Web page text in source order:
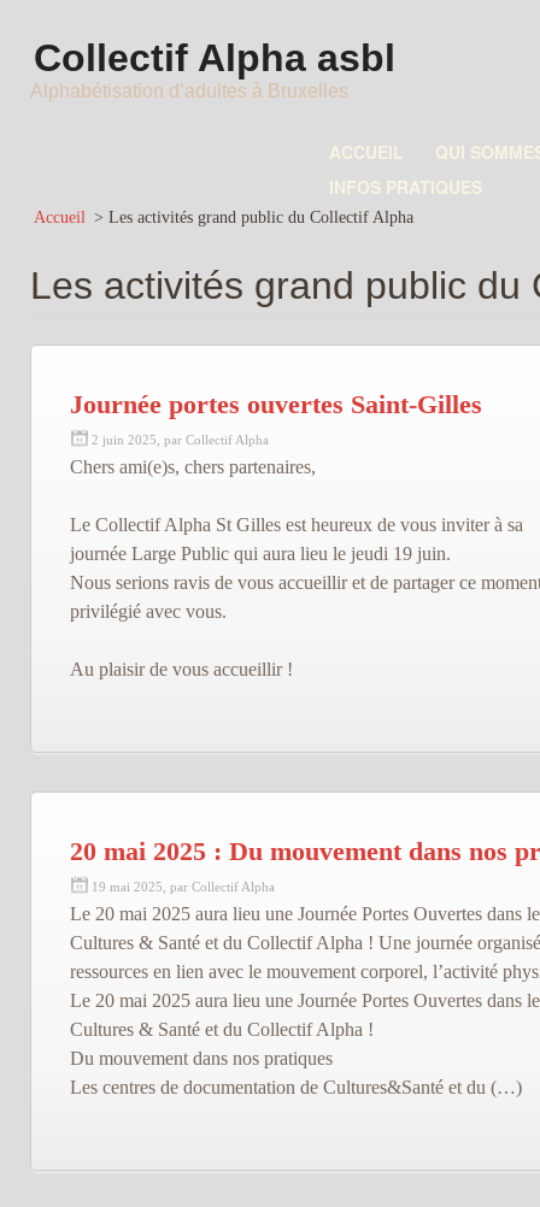
Collectif Alpha asbl
Alphabétisation d’adultes à Bruxelles
ACCUEIL
QUI
INFOS PRATIQUES
Accueil > Les activités grand public du Collectif Alpha
Les activités grand public du
Journée portes ouvertes Saint-Gilles
2 juin 2025, par Collectif Alpha
Chers ami(e)s, chers partenaires,
Le Collectif Alpha St Gilles est heureux de vous inviter à sa
journée Large Public qui aura lieu le jeudi 19 juin.
Nous serions ravis de vous accueillir et de partager ce
privilégié avec vous.
Au plaisir de vous accueillir !
20 mai 2025 : Du mouvement dans nos
19 mai 2025, par Collectif Alpha
Le 20 mai 2025 aura lieu une Journée Portes Ouvertes dans
Cultures & Santé et du Collectif Alpha ! Une journée
ressources en lien avec le mouvement corporel, l’activité
Le 20 mai 2025 aura lieu une Journée Portes Ouvertes dans
Cultures & Santé et du Collectif Alpha !
Du mouvement dans nos pratiques
Les centres de documentation de Cultures&Santé et du (…)